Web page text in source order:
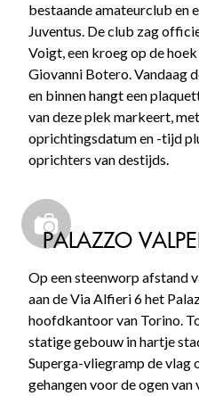
bestaande amateurclub en
Juventus. De club zag
Voigt, een kroeg op de
Giovanni Botero. Vandaag
en binnen hangt een
van deze plek markeert,
oprichtingsdatum en -tijd
oprichters van destijds.
PALAZZO
Op een steenworp afstand
aan de Via Alfieri 6 het
hoofdkantoor van Torino.
statige gebouw in hartje
Superga-vliegramp de vlag
gehangen voor de ogen